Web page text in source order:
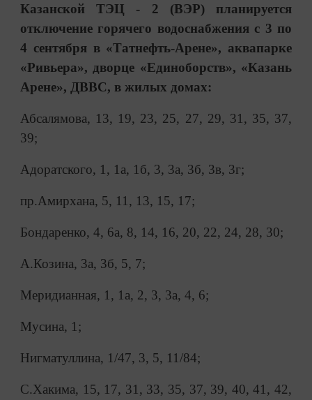
Казанской ТЭЦ - 2 (ВЭР) планируется
отключение горячего водоснабжения с 3 по
4 сентября в «Татнефть-Арене», аквапарке
«Ривьера», дворце «Единоборств», «Казань
Арене», ДВВС, в жилых домах:
Абсалямова, 13, 19, 23, 25, 27, 29, 31, 35, 37,
39;
Адоратского, 1, 1а, 1б, 3, 3а, 3б, 3в, 3г;
пр.Амирхана, 5, 11, 13, 15, 17;
Бондаренко, 4, 6а, 8, 14, 16, 20, 22, 24, 28, 30;
А.Козина, 3а, 3б, 5, 7;
Меридианная, 1, 1а, 2, 3, 3а, 4, 6;
Мусина, 1;
Нигматуллина, 1/47, 3, 5, 11/84;
С.Хакима, 15, 17, 31, 33, 35, 37, 39, 40, 41, 42,